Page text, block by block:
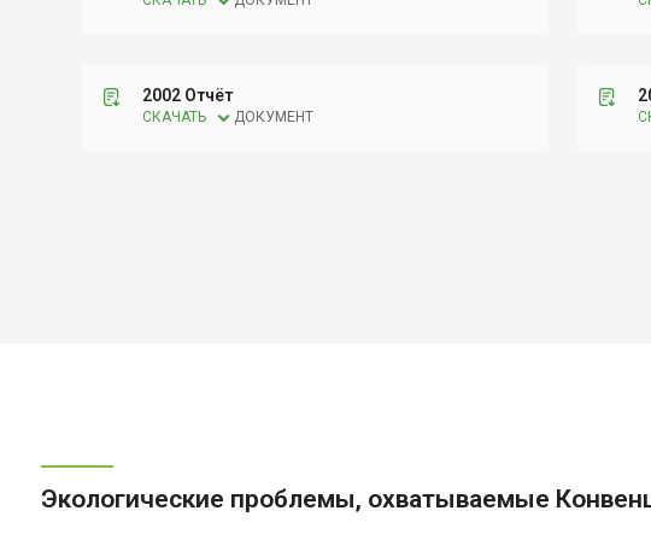
2002 Отчёт
СКАЧАТЬ ДОКУМЕНТ
Экологические проблемы, охватываемые